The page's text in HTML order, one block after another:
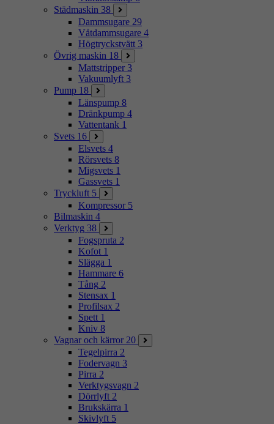
Städmaskin 38
Dammsugare 29
Våtdammsugare 4
Högtryckstvätt 3
Övrig maskin 18
Mattstripper 3
Vakuumlyft 3
Pump 18
Länspump 8
Dränkpump 4
Vattentank 1
Svets 16
Elsvets 4
Rörsvets 8
Migsvets 1
Gassvets 1
Tryckluft 5
Kompressor 5
Bilmaskin 4
Verktyg 38
Fogspruta 2
Kofot 1
Slägga 1
Hammare 6
Tång 2
Stensax 1
Profilsax 2
Spett 1
Kniv 8
Vagnar och kärror 20
Tegelpirra 2
Fodervagn 3
Pirra 2
Verktygsvagn 2
Dörrlyft 2
Brukskärra 1
Skivlyft 5